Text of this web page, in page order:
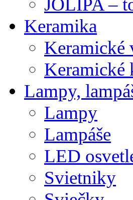
Keramika
Keramické
Keramické
Lampy,
Lampy
Lampáše
LED
Svietniky